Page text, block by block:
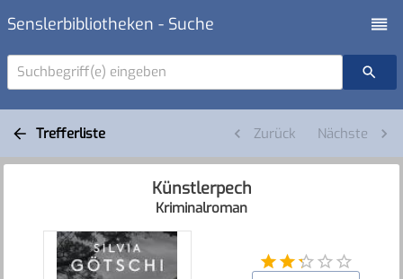
Senslerbibliotheken - Suche
Suchbegriff(e) eingeben
Trefferliste Zurück Nächste
Künstlerpech
Kriminalroman